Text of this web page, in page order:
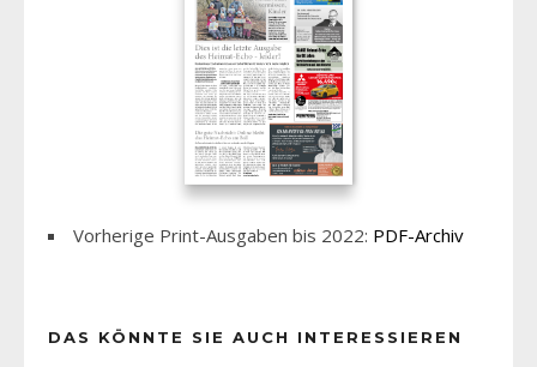
Vorherige Print-Ausgaben bis 2022: PDF-Archiv
DAS KÖNNTE SIE AUCH INTERESSIEREN